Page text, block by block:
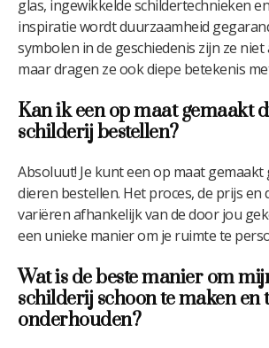
glas, ingewikkelde schildertechnieken
inspiratie wordt duurzaamheid
symbolen in de geschiedenis zijn ze
maar dragen ze ook diepe betekenis
Kan ik een op maat gemaakt
schilderij bestellen?
Absoluut! Je kunt een op maat gemaakt
dieren bestellen. Het proces, de prijs en
variëren afhankelijk van de door jou
een unieke manier om je ruimte te
Wat is de beste manier om
schilderij schoon te maken en
onderhouden?